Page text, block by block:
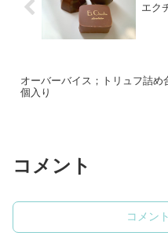
エク
オーバーバイス；トリュフ詰
個入り
コメント
コメン